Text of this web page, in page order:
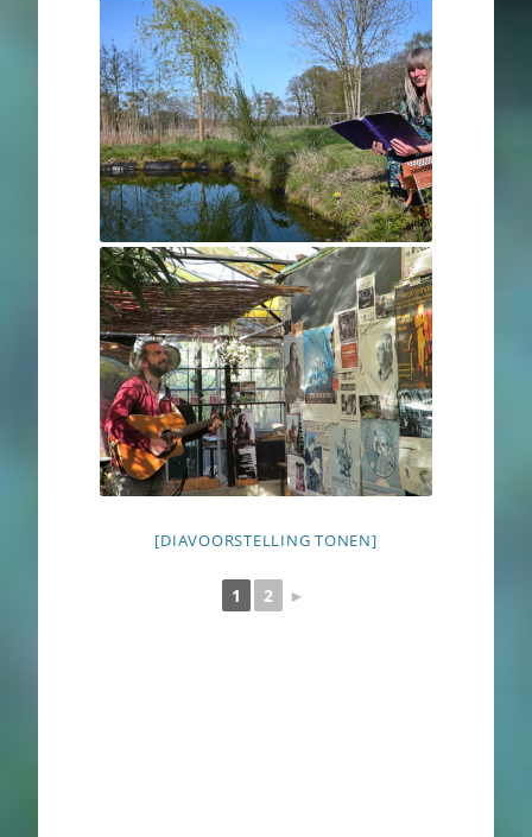
[DIAVOORSTELLING TONEN]
1 2 ►